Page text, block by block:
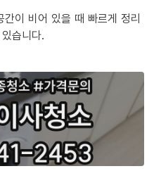
이 비어 있을 때 빠르게 정리
습니다.